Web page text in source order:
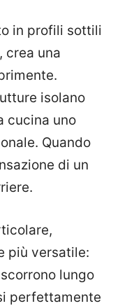
in profili sottili
crea una
isolano
cucina uno
Quando
di un
più versatile:
lungo
perfettamente